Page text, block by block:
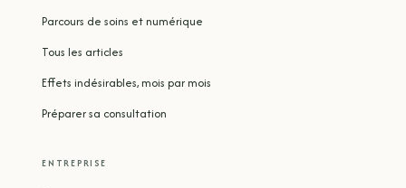
Parcours de soins et numérique
Tous les articles
Effets indésirables, mois par mois
Préparer sa consultation
ENTREPRISE